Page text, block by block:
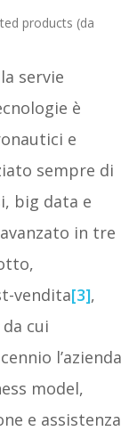
products (da
servie
è
e
sempre di
big data e
in tre
vendita[3],
cui
l’azienda
model,
e assistenza